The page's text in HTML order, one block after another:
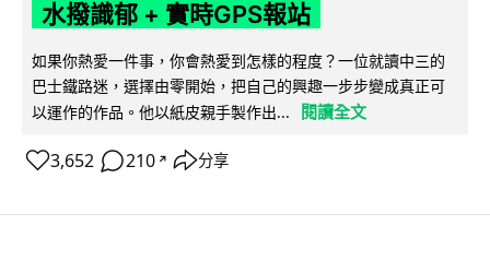
水撥識郁 + 實時GPS報站
如果你熱愛一件事，你會熱愛到怎樣的程度？一位就讀中三的
巴士鐵路迷，選擇由零開始，把自己的興趣一步步變成真正可
以運作的作品。他以紙皮親手製作出...
閱讀全文
3,652 210 ↗ 分享